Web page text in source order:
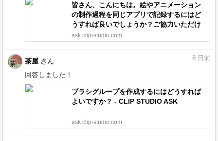
皆さん、こんにちは。絵やアニメーション
の制作過程を同じアプリで記録するにはど
うすれば良いでしょうか？ご協力いただけ
ると幸いです。 - CLIP STUDIO ASK
ask.clip-studio.com
茶屋 さん
回答しました！
8 日前
ブラシグループを作成するにはどうすれば
よいですか？ - CLIP STUDIO ASK
ask.clip-studio.com